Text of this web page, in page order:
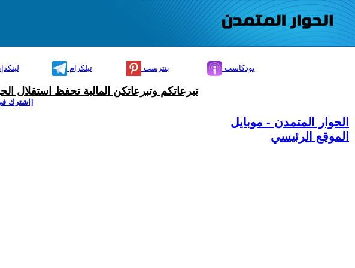
تيلكرام بنترست بودكاست
تبرعاتكم وتبرعاتكن المالية تحفظ استقلال
[اشترك
الحوار المتمدن - موبايل
الموقع الرئيسي